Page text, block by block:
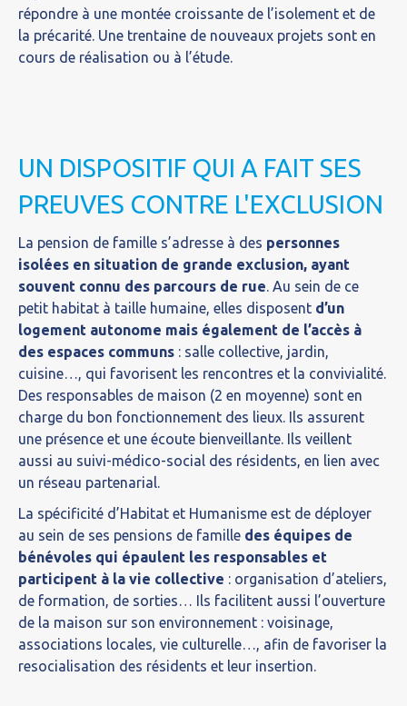
répondre à une montée croissante de l’isolement et de
la précarité. Une trentaine de nouveaux projets sont en
cours de réalisation ou à l’étude.
UN DISPOSITIF QUI A FAIT SES
PREUVES CONTRE L'EXCLUSION
La pension de famille s’adresse à des personnes
isolées en situation de grande exclusion, ayant
souvent connu des parcours de rue. Au sein de ce
petit habitat à taille humaine, elles disposent d’un
logement autonome mais également de l’accès à
des espaces communs : salle collective, jardin,
cuisine…, qui favorisent les rencontres et la convivialité.
Des responsables de maison (2 en moyenne) sont en
charge du bon fonctionnement des lieux. Ils assurent
une présence et une écoute bienveillante. Ils veillent
aussi au suivi-médico-social des résidents, en lien avec
un réseau partenarial.
La spécificité d’Habitat et Humanisme est de déployer
au sein de ses pensions de famille des équipes de
bénévoles qui épaulent les responsables et
participent à la vie collective : organisation d’ateliers,
de formation, de sorties… Ils facilitent aussi l’ouverture
de la maison sur son environnement : voisinage,
associations locales, vie culturelle…, afin de favoriser la
resocialisation des résidents et leur insertion.